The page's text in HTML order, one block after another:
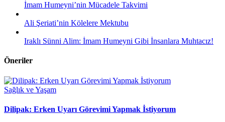
İmam Humeyni’nin Mücadele Takvimi
Ali Şeriati’nin Kölelere Mektubu
Iraklı Sünni Alim: İmam Humeyni Gibi İnsanlara Muhtacız!
Öneriler
Sağlık ve Yaşam
Dilipak: Erken Uyarı Görevimi Yapmak İstiyorum